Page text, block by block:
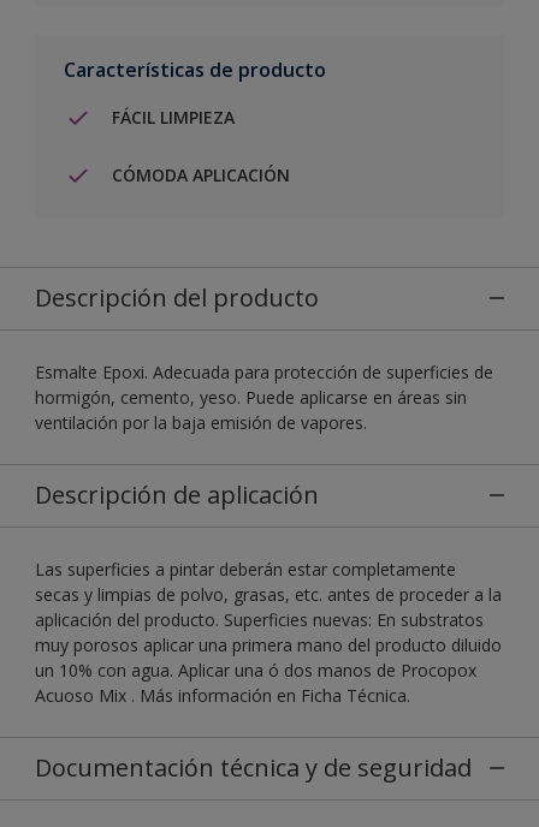
Características de producto
FÁCIL LIMPIEZA
CÓMODA APLICACIÓN
Descripción del producto
Esmalte Epoxi. Adecuada para protección de superficies de
hormigón, cemento, yeso. Puede aplicarse en áreas sin
ventilación por la baja emisión de vapores.
Descripción de aplicación
Las superficies a pintar deberán estar completamente
secas y limpias de polvo, grasas, etc. antes de proceder a la
aplicación del producto. Superficies nuevas: En substratos
muy porosos aplicar una primera mano del producto diluido
un 10% con agua. Aplicar una ó dos manos de Procopox
Acuoso Mix . Más información en Ficha Técnica.
Documentación técnica y de seguridad